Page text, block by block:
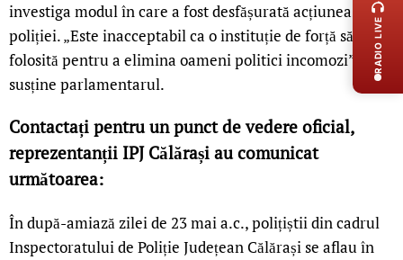
investiga modul în care a fost desfășurată acțiunea
poliției. „Este inacceptabil ca o instituție de forță să fie
folosită pentru a elimina oameni politici incomozi”,
susține parlamentarul.
Contactați pentru un punct de vedere oficial,
reprezentanții IPJ Călărași au comunicat
următoarea:
În după-amiază zilei de 23 mai a.c., polițiștii din cadrul
Inspectoratului de Poliție Județean Călărași se aflau în
RADIO LIVE